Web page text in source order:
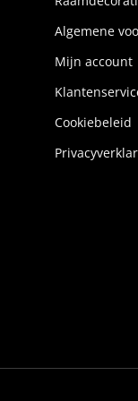
Algemene
Mijn account
Cookiebeleid